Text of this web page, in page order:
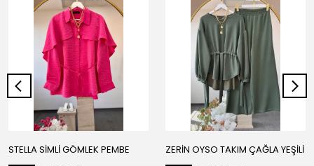
STELLA SİMLİ GÖMLEK PEMBE ZERİN OYSO TAKIM ÇAĞLA YEŞİLİ